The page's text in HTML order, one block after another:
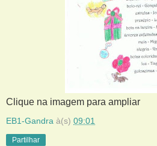
Clique na imagem para ampliar
EB1-Gandra à(s) 09:01
Partilhar